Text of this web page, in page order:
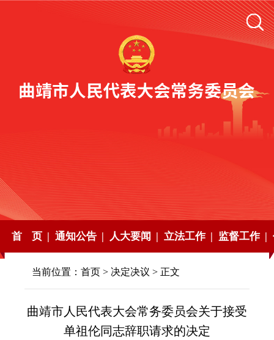
首 页 | 通知公告 | 人大要闻 | 立法工作 | 监督工作 |
当前位置： 首页 > 决定决议 > 正文
曲靖市人民代表大会常务委员会关于接受
单祖伦同志辞职请求的决定